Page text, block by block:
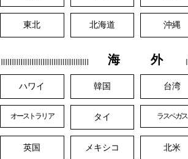
東北 北海道 沖縄
海 外
ハワイ 韓国 台湾
オーストラリア タイ ラスベガス
英国 メキシコ 北米